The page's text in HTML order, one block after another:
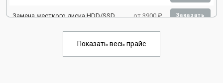
Замена жесткого диска HDD/SSD от 3900 ₽ Заказать
Показать весь прайс